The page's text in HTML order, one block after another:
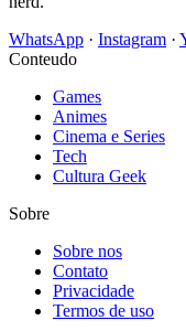
WhatsApp · Instagram ·
Conteudo
Games
Animes
Cinema e Series
Tech
Cultura Geek
Sobre
Sobre nos
Contato
Privacidade
Termos de uso